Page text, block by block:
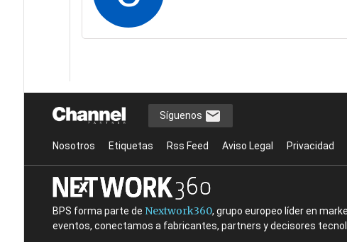
Síguenos
Nosotros Etiquetas Rss Feed Aviso Legal Privacidad
BPS forma parte de Nextwork360, grupo europeo líder en
eventos, conectamos a fabricantes, partners y decisores